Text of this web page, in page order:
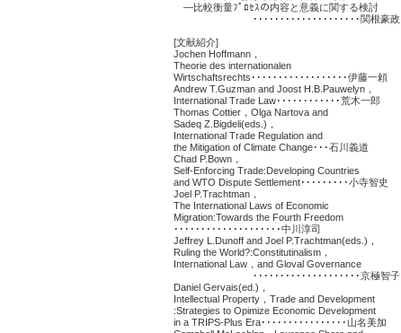
―比較衡量ﾌﾟﾛｾｽの内容と意義に関する検討
････････････････････関根豪政
[文献紹介]
Jochen Hoffmann，
Theorie des internationalen
Wirtschaftsrechts･･････････････････伊藤一頼
Andrew T.Guzman and Joost H.B.Pauwelyn，
International Trade Law････････････荒木一郎
Thomas Cottier，Olga Nartova and
Sadeq Z.Bigdeli(eds.)，
International Trade Regulation and
the Mitigation of Climate Change･･･石川義道
Chad P.Bown，
Self-Enforcing Trade:Developing Countries
and WTO Dispute Settlement･････････小寺智史
Joel P.Trachtman，
The International Laws of Economic
Migration:Towards the Fourth Freedom
････････････････････中川淳司
Jeffrey L.Dunoff and Joel P.Trachtman(eds.)，
Ruling the World?:Constitutinalism，
International Law，and Gloval Governance
････････････････････京極智子
Daniel Gervais(ed.)，
Intellectual Property，Trade and Development
:Strategies to Opimize Economic Development
in a TRIPS-Plus Era････････････････山名美加